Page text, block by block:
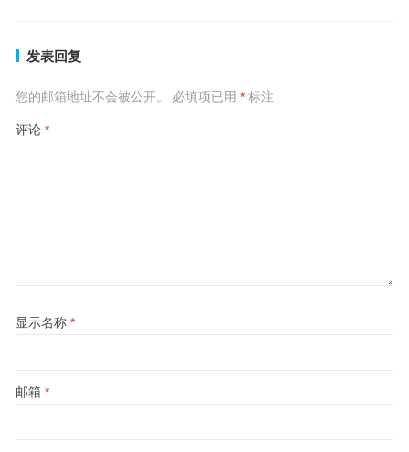
发表回复
您的邮箱地址不会被公开。 必填项已用 *标注
评论 *
显示名称 *
邮箱 *